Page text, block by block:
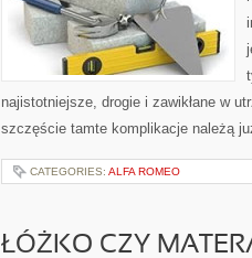
najistotniejsze, drogie i zawikłane w
szczęście tamte komplikacje należą
CATEGORIES: ALFA ROMEO
ŁÓŻKO CZY